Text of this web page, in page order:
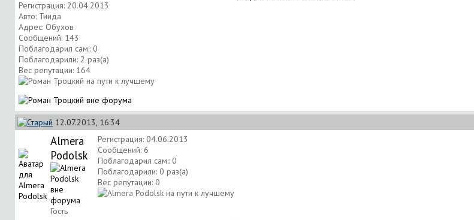
Регистрация: 20.04.2013
Авто: Тиида
Адрес: Обухов
Сообщений: 143
Поблагодарил сам:: 0
Поблагодарили: 2 раз(а)
Вес репутации: 164
12.07.2013, 16:34
Almera
Podolsk
Гость
Регистрация: 04.06.2013
Сообщений: 6
Поблагодарил сам:: 0
Поблагодарили: 0 раз(а)
Вес репутации: 0